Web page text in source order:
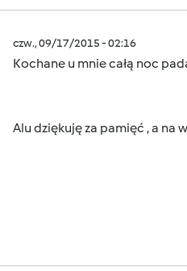
czw., 09/17/2015 - 02:16
Kochane u mnie całą noc
Alu dziękuję za pamięć , a na